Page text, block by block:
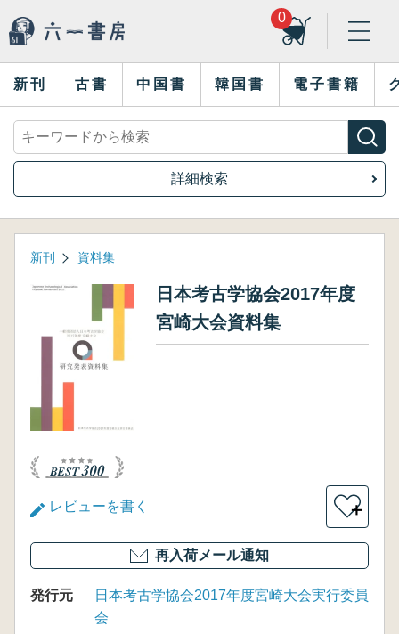
0
新刊 古書 中国書 韓国書 電子書籍
詳細検索
新刊 資料集
日本考古学協会2017年度
宮崎大会資料集
レビューを書く ＋
再入荷メール通知
発行元
日本考古学協会2017年度宮崎大会実行委員
会